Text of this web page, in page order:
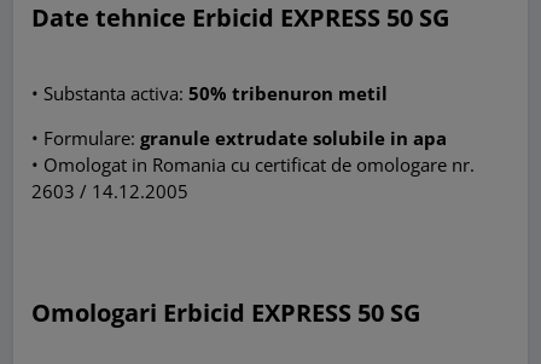
Date tehnice Erbicid EXPRESS 50 SG
• Substanta activa: 50% tribenuron metil
• Formulare:granule extrudate solubile in apa
• Omologat in Romania cu certificat de omologare nr.
2603 / 14.12.2005
Omologari Erbicid EXPRESS 50 SG